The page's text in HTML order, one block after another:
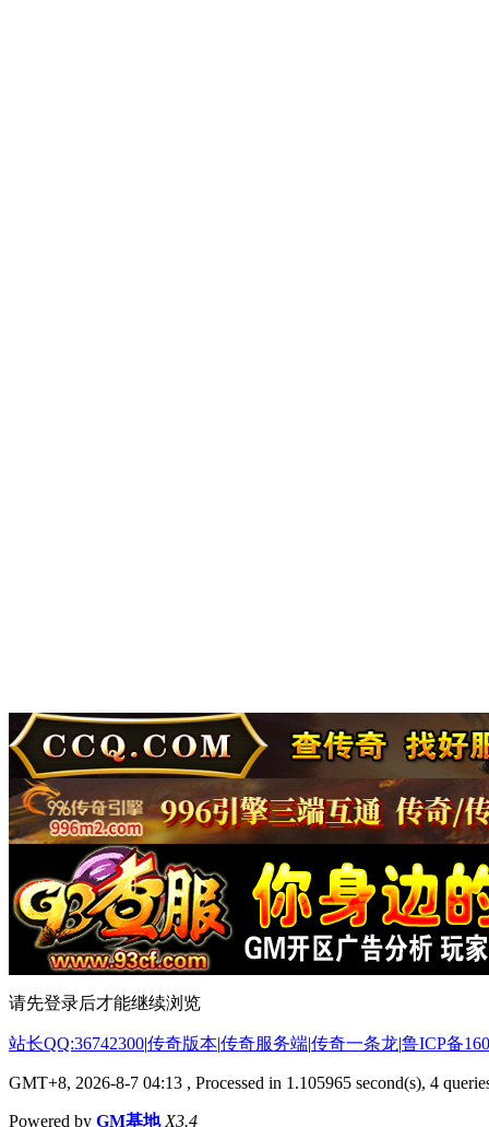
请先登录后才能继续浏览
站长QQ:36742300|传奇版本|传奇服务端|传奇一条龙|鲁ICP备
GMT+8, 2026-8-7 04:13 , Processed in 1.105965 second(s), 4
Powered by GM基地 X3.4